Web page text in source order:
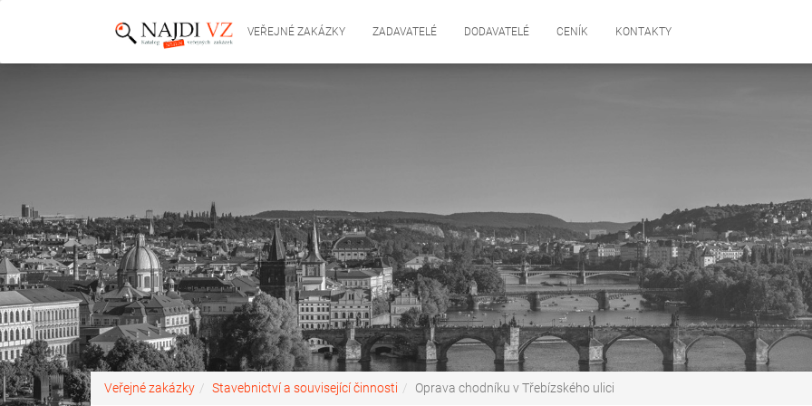
VEŘEJNÉ ZAKÁZKY ZADAVATELÉ DODAVATELÉ CENÍK KONTAKTY
Veřejné zakázky Stavebnictví a související činnosti Oprava chodníku v Třebízského ulici